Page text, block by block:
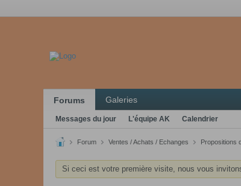
Forums Galeries
Messages du jour L'équipe AK Calendrier
Forum Ventes / Achats / Echanges Propositions
Si ceci est votre première visite, nous vous